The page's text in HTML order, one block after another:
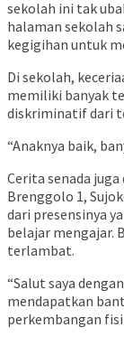
sekolah ini tak
halaman sekolah
kegigihan untuk
Di sekolah,
memiliki banyak
diskriminatif dari
“Anaknya baik,
Cerita senada
Brenggolo 1,
dari presensinya
belajar mengajar.
terlambat.
“Salut saya
mendapatkan
perkembangan